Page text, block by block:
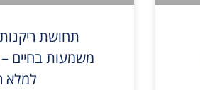
תחושת
משמעות בחיים –
למלא